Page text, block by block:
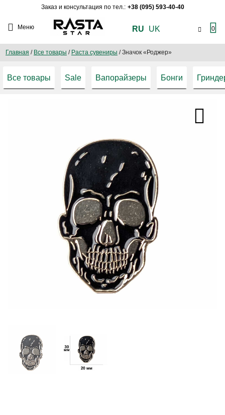
Заказ и консультация по тел.: +38 (095) 593-40-40
Меню RU UK 0
Главная / Все товары / Раста сувениры /Значок «Роджер»
Все товары Sale Вапорайзеры Бонги